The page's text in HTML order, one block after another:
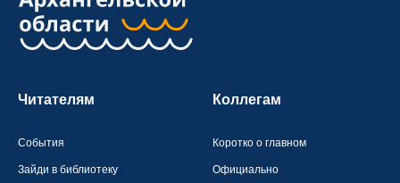
Читателям
События
Зайди в библиотеку
Коллегам
Коротко о главном
Официально